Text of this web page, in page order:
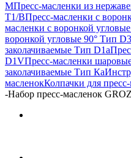
MПресс-масленки из
T1/BПресс-масленки с
масленки с воронкой
воронкой угловые 90° Тип D3
заколачиваемые Тип D1a
D1VПресс-масленки
заколачиваемые Тип Кa
масленокКолпачки для
-Набор пресс-масленок